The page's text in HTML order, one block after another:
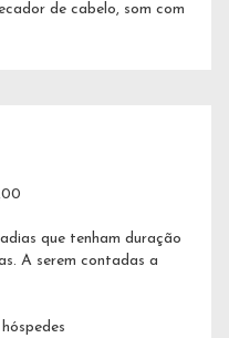
de cabelo, som com
que tenham duração
A serem contadas a